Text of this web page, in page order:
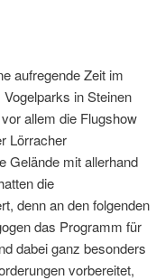
aufregende Zeit im
in Steinen
allem die Flugshow
Lörracher
Gelände mit allerhand
die
denn an den folgenden
das Programm für
dabei ganz besonders
vorbereitet,